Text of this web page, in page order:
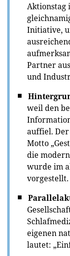
Aktionstag
Initiative,
Partner
und
weil den
auffiel.
Motto
die
wurde im
vorgestellt.
eigenen
lautet: